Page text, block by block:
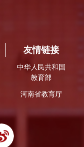
友情链接
中华人民共和国
教育部
河南省教育厅